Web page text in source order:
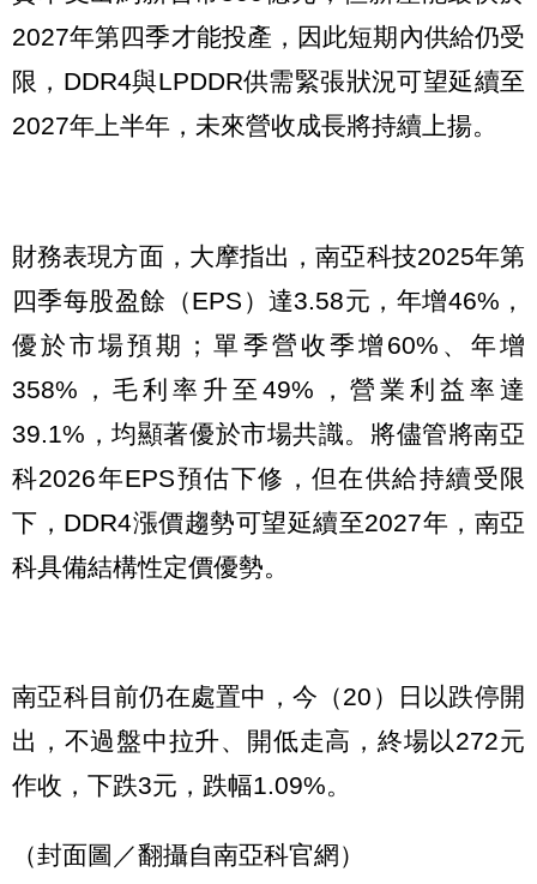
2027年第四季才能投產，因此短期內供給仍受
限，DDR4與LPDDR供需緊張狀況可望延續至
2027年上半年，未來營收成長將持續上揚。
財務表現方面，大摩指出，南亞科技2025年第
四季每股盈餘（EPS）達3.58元，年增46%，
優於市場預期；單季營收季增60%、年增
358%，毛利率升至49%，營業利益率達
39.1%，均顯著優於市場共識。將儘管將南亞
科2026年EPS預估下修，但在供給持續受限
下，DDR4漲價趨勢可望延續至2027年，南亞
科具備結構性定價優勢。
南亞科目前仍在處置中，今（20）日以跌停開
出，不過盤中拉升、開低走高，終場以272元
作收，下跌3元，跌幅1.09%。
（封面圖／翻攝自南亞科官網）